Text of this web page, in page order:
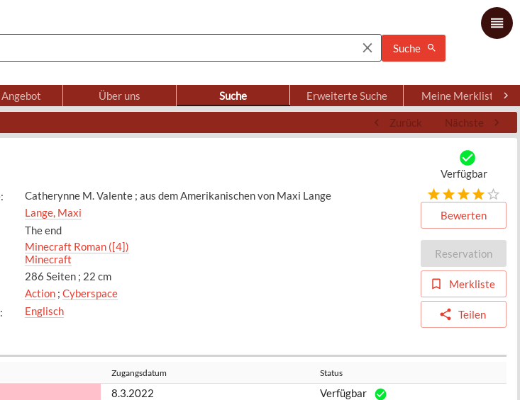
Suche
Über uns Suche Erweiterte Suche Meine Merkliste
Zurück Nächste
:
Catherynne M. Valente ; aus dem Amerikanischen von Maxi Lange
Lange, Maxi
The end
Minecraft Roman ([4])
Minecraft
286 Seiten ; 22 cm
Action; Cyberspace
: Englisch
Verfügbar
Bewerten
Reservation
Merkliste
Teilen
Zugangsdatum Status
8.3.2022 Verfügbar